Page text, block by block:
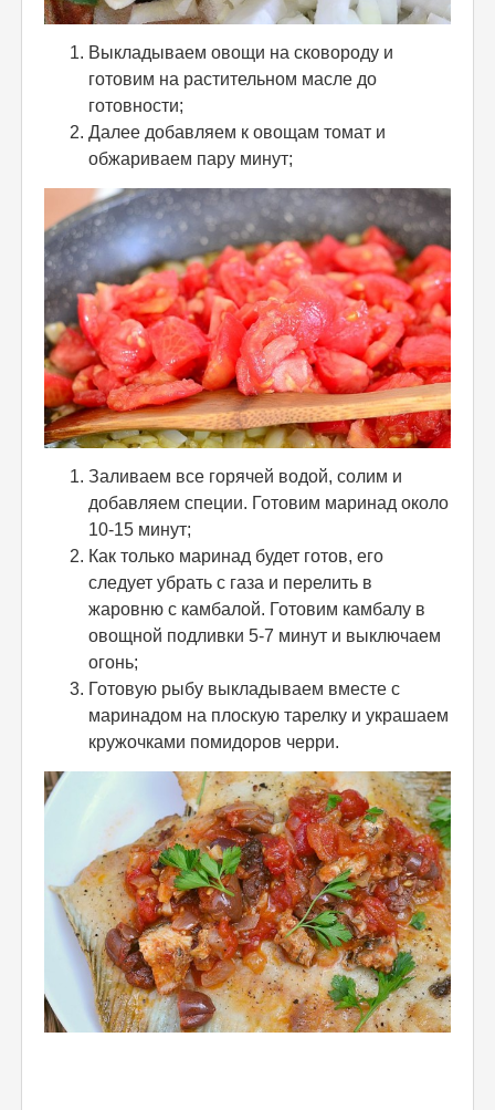
Выкладываем овощи на сковороду и
готовим на растительном масле до
готовности;
Далее добавляем к овощам томат и
обжариваем пару минут;
Заливаем все горячей водой, солим и
добавляем специи. Готовим маринад около
10-15 минут;
Как только маринад будет готов, его
следует убрать с газа и перелить в
жаровню с камбалой. Готовим камбалу в
овощной подливки 5-7 минут и выключаем
огонь;
Готовую рыбу выкладываем вместе с
маринадом на плоскую тарелку и украшаем
кружочками помидоров черри.